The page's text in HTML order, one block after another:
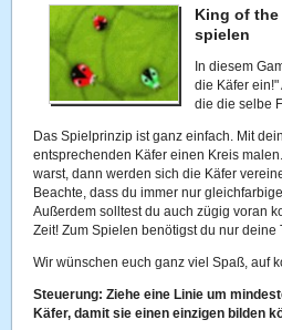
King of
spielen
In diesem
die Käfer
die die selbe
Das Spielprinzip ist ganz einfach. Mit
entsprechenden Käfer einen Kreis
warst, dann werden sich die Käfer
Beachte, dass du immer nur
Außerdem solltest du auch zügig voran
Zeit! Zum Spielen benötigst du nur deine
Wir wünschen euch ganz viel Spaß, auf
Steuerung: Ziehe eine Linie um
Käfer, damit sie einen einzigen bilden